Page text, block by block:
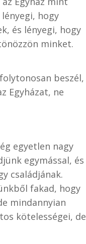
hogy
és lényegi, hogy
minket.
beszél,
Egyházat, ne
egyetlen nagy
egymással, és
családjának.
fakad, hogy
mindannyian
kötelességei, de